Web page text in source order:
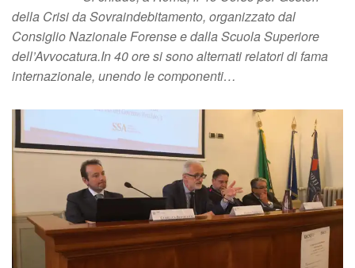
della Crisi da Sovraindebitamento, organizzato dal
Consiglio Nazionale Forense e dalla Scuola Superiore
dell’Avvocatura.In 40 ore si sono alternati relatori di fama
internazionale, unendo le componenti…